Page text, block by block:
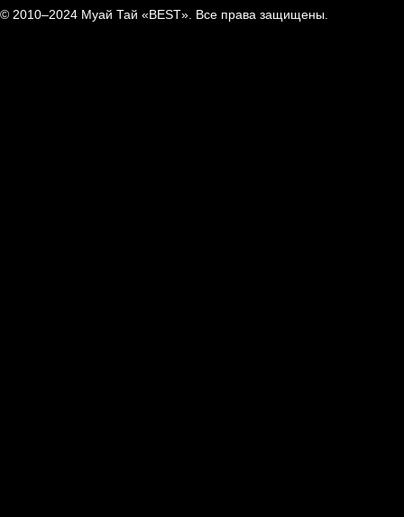
© 2010–2024 Муай Тай «BEST». Все права защищены.